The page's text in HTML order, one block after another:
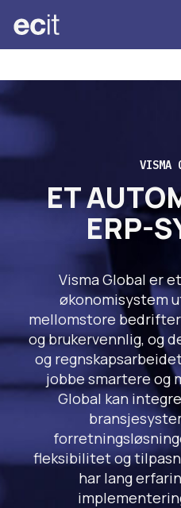
VISMA
ET
ERP-
Visma Global er
økonomisystem
mellomstore
og brukervennlig, og
og
jobbe smartere og
Global kan
fleksibilitet og
har lang